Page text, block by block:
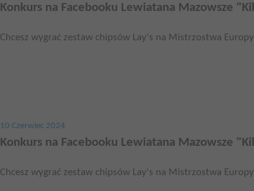
Konkurs na Facebooku Lewiatana Mazowsze
Chcesz wygrać zestaw chipsów Lay's na Mistrzostwa
10 Czerwiec 2024
Konkurs na Facebooku Lewiatana Mazowsze
Chcesz wygrać zestaw chipsów Lay's na Mistrzostwa